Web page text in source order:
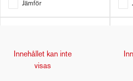
Jämför
Innehållet kan inte
visas